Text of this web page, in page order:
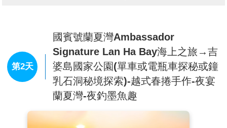
期的建築風格，與越南的傳統建築形成鮮明對比，也是當地
★下龍灣全新皇后雙層纜車亞洲首創「下龍灣雙層纜車」－
2016年已獲得金氏世界紀錄認證為，全世界最大雙層纜車
(每個車廂可容納230人，2016年6月25日由越南Sun Group
太陽集團所呈獻，享受360度視線完全不受阻，還能看到下
龍灣海上石筍跟海灣美景，並可眺望鴻基島景色盡收眼底。
★下龍灣摩天輪是下龍灣最新引人注目的璀璨地標。超過
60個客艙，每艙可容納6位旅客。高度有215公尺，艙內有
第2天
國賓號蘭夏灣Ambassador
Signature Lan Ha Bay海上之旅→吉
婆島國家公園(單車或電瓶車探秘或鐘
乳石洞秘境探索)-越式春捲手作-夜宴
蘭夏灣-夜釣墨魚趣